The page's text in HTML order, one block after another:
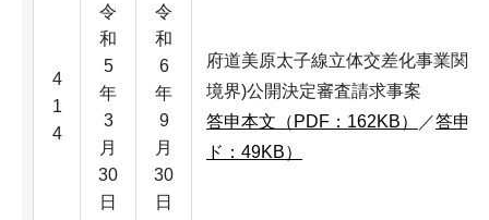
4
1
4
令
和
5
年
3
月
30
日
令
和
6
年
9
月
30
日
府道美原太子線立体交差化事業関
境界)公開決定審査請求事案
答申本文（PDF：162KB）
／答申
ド：49KB）